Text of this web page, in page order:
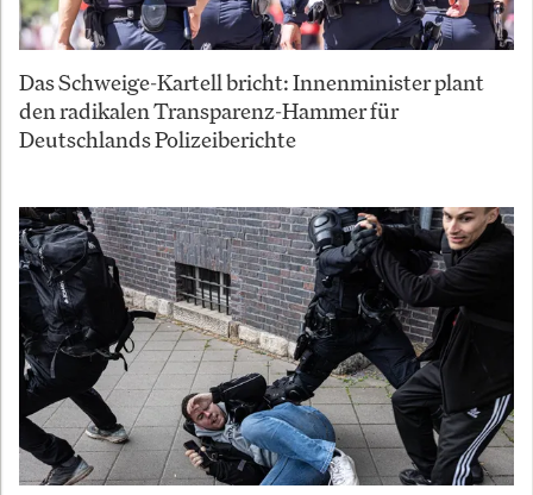
Das Schweige-Kartell bricht: Innenminister plant
den radikalen Transparenz-Hammer für
Deutschlands Polizeiberichte